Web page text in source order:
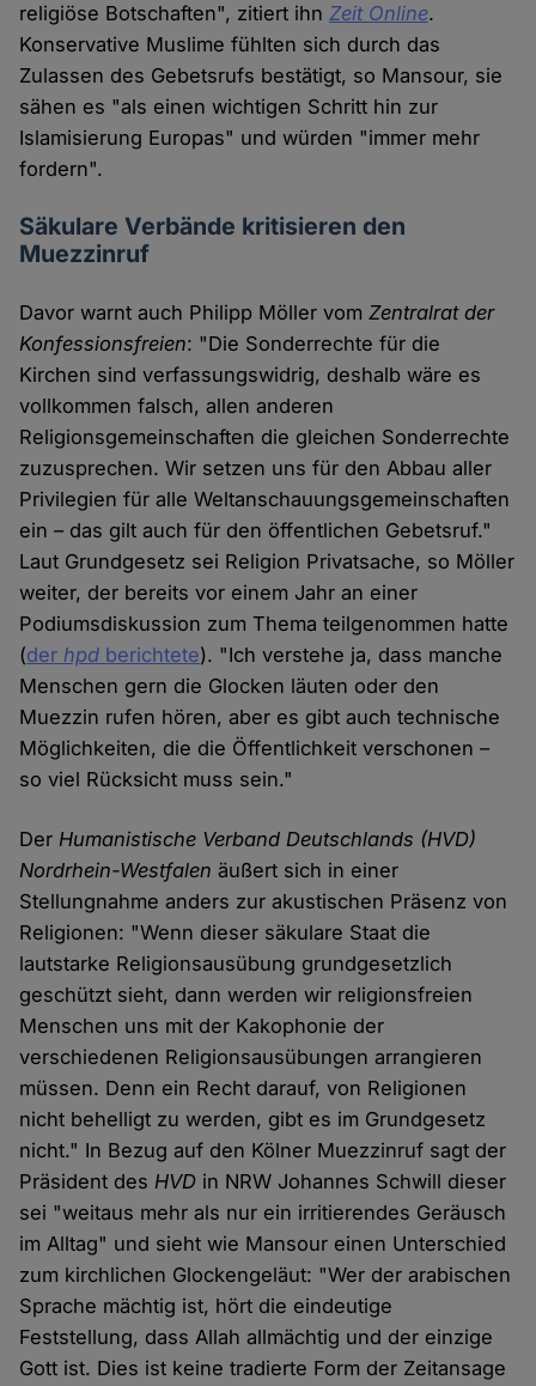
religiöse Botschaften", zitiert ihnZeit Online.
Konservative Muslime fühlten sich durch das
Zulassen des Gebetsrufs bestätigt, so Mansour, sie
sähen es "als einen wichtigen Schritt hin zur
Islamisierung Europas" und würden "immer mehr
fordern".
Säkulare Verbände kritisieren den
Muezzinruf
Davor warnt auch Philipp Möller vomZentralrat der
Konfessionsfreien: "Die Sonderrechte für die
Kirchen sind verfassungswidrig, deshalb wäre es
vollkommen falsch, allen anderen
Religionsgemeinschaften die gleichen Sonderrechte
zuzusprechen. Wir setzen uns für den Abbau aller
Privilegien für alle Weltanschauungsgemeinschaften
ein – das gilt auch für den öffentlichen Gebetsruf."
Laut Grundgesetz sei Religion Privatsache, so Möller
weiter, der bereits vor einem Jahr an einer
Podiumsdiskussion zum Thema teilgenommen hatte
(derhpd berichtete). "Ich verstehe ja, dass manche
Menschen gern die Glocken läuten oder den
Muezzin rufen hören, aber es gibt auch technische
Möglichkeiten, die die Öffentlichkeit verschonen –
so viel Rücksicht muss sein."
DerHumanistische Verband Deutschlands (HVD)
Nordrhein-Westfalen äußert sich in einer
Stellungnahme anders zur akustischen Präsenz von
Religionen: "Wenn dieser säkulare Staat die
lautstarke Religionsausübung grundgesetzlich
geschützt sieht, dann werden wir religionsfreien
Menschen uns mit der Kakophonie der
verschiedenen Religions­ausübungen arrangieren
müssen. Denn ein Recht darauf, von Religionen
nicht behelligt zu werden, gibt es im Grundgesetz
nicht." In Bezug auf den Kölner Muezzinruf sagt der
Präsident desHVD in NRW Johannes Schwill dieser
sei "weitaus mehr als nur ein irritierendes Geräusch
im Alltag" und sieht wie Mansour einen Unterschied
zum kirchlichen Glockengeläut: "Wer der arabischen
Sprache mächtig ist, hört die eindeutige
Feststellung, dass Allah allmächtig und der einzige
Gott ist. Dies ist keine tradierte Form der Zeitansage